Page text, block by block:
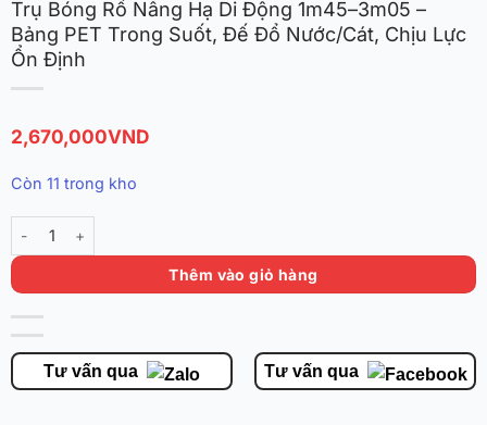
Trụ Bóng Rổ Nâng Hạ Di Động 1m45–3m05 –
Bảng PET Trong Suốt, Đế Đổ Nước/Cát, Chịu Lực
Ổn Định
2,670,000VND
Còn 11 trong kho
Trụ Bóng Rổ Nâng Hạ Di Động 1m45–3m05 – Bảng PET Trong Suốt,
Thêm vào giỏ hàng
Tư vấn qua Tư vấn qua